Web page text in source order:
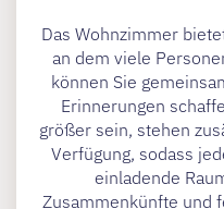
Das Wohnzimmer
an dem viele
können Sie
Erinnerungen
größer sein, stehen
Verfügung, sodass
einladende
Zusammenkünfte und